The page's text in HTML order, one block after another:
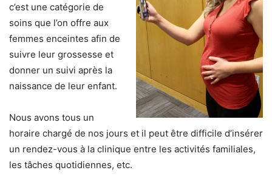
c’est une catégorie de
soins que l’on offre aux
femmes enceintes afin de
suivre leur grossesse et
donner un suivi après la
naissance de leur enfant.
Nous avons tous un
horaire chargé de nos jours et il peut être difficile d’insérer
un rendez-vous à la clinique entre les activités familiales,
les tâches quotidiennes, etc.